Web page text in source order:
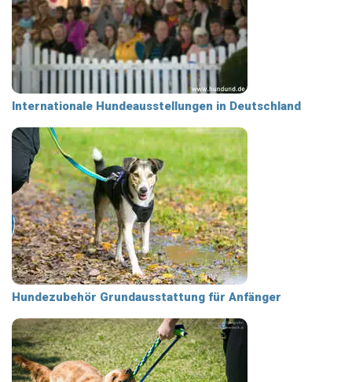
Internationale Hundeausstellungen in Deutschland
Hundezubehör Grundausstattung für Anfänger